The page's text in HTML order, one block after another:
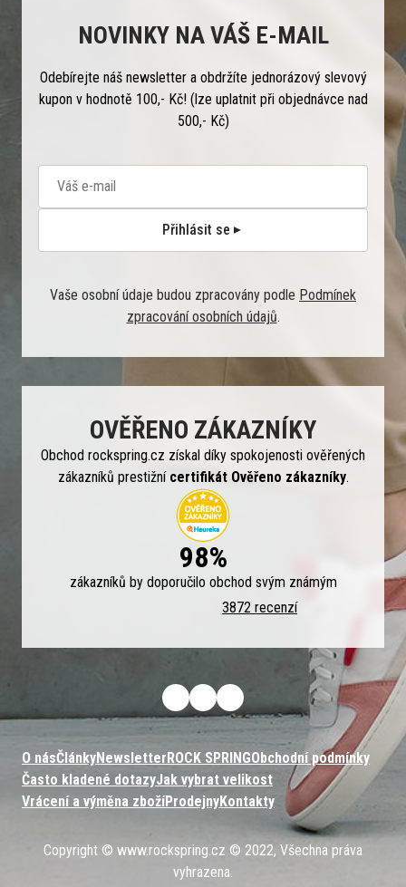
NOVINKY NA VÁŠ E-MAIL
Odebírejte náš newsletter a obdržíte jednorázový slevový
kupon v hodnotě 100,- Kč! (lze uplatnit při objednávce nad
500,- Kč)
Přihlásit se
Vaše osobní údaje budou zpracovány podle Podmínek
zpracování osobních údajů.
OVĚŘENO ZÁKAZNÍKY
Obchod rockspring.cz získal díky spokojenosti ověřených
zákazníků prestižní certifikát Ověřeno zákazníky.
98%
zákazníků by doporučilo obchod svým známým
3872 recenzí
O násČlánkyNewsletterROCK SPRINGObchodní podmínky
Často kladené dotazyJak vybrat velikost
Vrácení a výměna zbožíProdejnyKontakty
Copyright © www.rockspring.cz © 2022, Všechna práva
vyhrazena.